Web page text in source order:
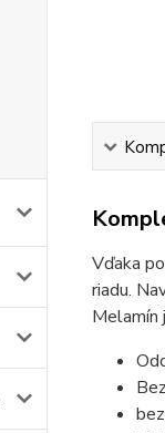
Vďaka
riadu.
Melamín